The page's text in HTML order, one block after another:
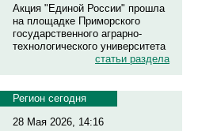
Акция "Единой России" прошла
на площадке Приморского
государственного аграрно-
технологического университета
статьи раздела
Регион сегодня
28 Мая 2026, 14:16